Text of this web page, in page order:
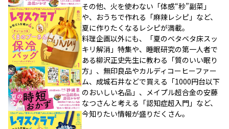
その他、火を使わない「体感“秒”副菜」
や、おうちで作れる「麻辣レシピ」など、
夏に作りたくなるレシピが満載。
料理企画以外にも、「夏のベタベタ床スッ
キリ解消」特集や、睡眠研究の第一人者で
ある柳沢正史先生に教わる「質のいい眠り
方」、無印良品やカルディコーヒーファー
ム、成城石井などで買える「1000円台以下
のおいしい名品」、メイプル超合金の安藤
なつさんと考える「認知症超入門」など、
今知りたい情報が盛りだくさん。